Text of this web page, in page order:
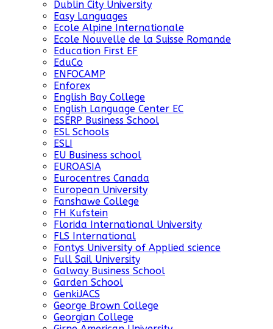
Dublin City University
Easy Languages
Ecole Alpine Internationale
Ecole Nouvelle de la Suisse Romande
Education First EF
EduCo
ENFOCAMP
Enforex
English Bay College
English Language Center EC
ESERP Business School
ESL Schools
ESLI
EU Business school
EUROASIA
Eurocentres Canada
European University
Fanshawe College
FH Kufstein
Florida International University
FLS International
Fontys University of Applied science
Full Sail University
Galway Business School
Garden School
GenkiJACS
George Brown College
Georgian College